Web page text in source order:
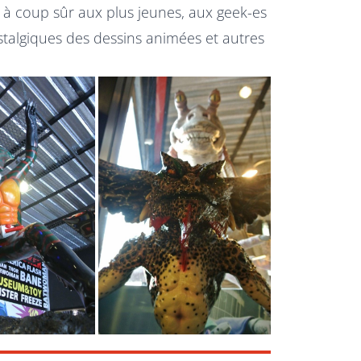
coup sûr aux plus jeunes, aux geek-es
des dessins animées et autres